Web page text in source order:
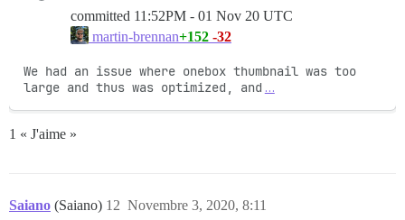
committed 11:52PM - 01 Nov 20 UTC
martin-brennan+152 -32
We had an issue where onebox thumbnail was too
large and thus was optimized, and …
1 « J'aime »
Saiano (Saiano) Novembre 3, 2020, 8:11
12